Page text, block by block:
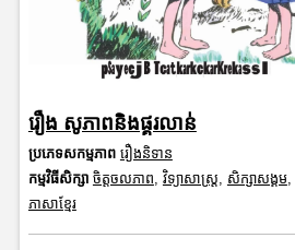
រឿង សូភាពនិងផ្គរលាន់
ប្រភេទសកម្មភាព រឿងនិទាន
កម្មវិធីសិក្សា ចិត្តចលភាព, វិទ្យាសាស្រ្ត, សិក្សាសង្គម,
ភាសាខ្មែរ